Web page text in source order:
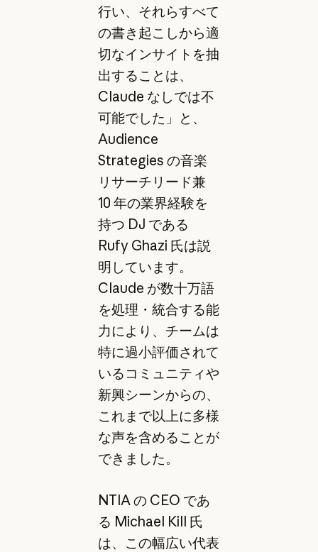
行い、それらすべて
の書き起こしから適
切なインサイトを抽
出することは、
Claude なしでは不
可能でした」と、
Audience
Strategies の音楽
リサーチリード兼
10 年の業界経験を
持つ DJ である
Rufy Ghazi 氏は説
明しています。
Claude が数十万語
を処理・統合する能
力により、チームは
特に過小評価されて
いるコミュニティや
新興シーンからの、
これまで以上に多様
な声を含めることが
できました。
NTIA の CEO であ
る Michael Kill 氏
は、この幅広い代表